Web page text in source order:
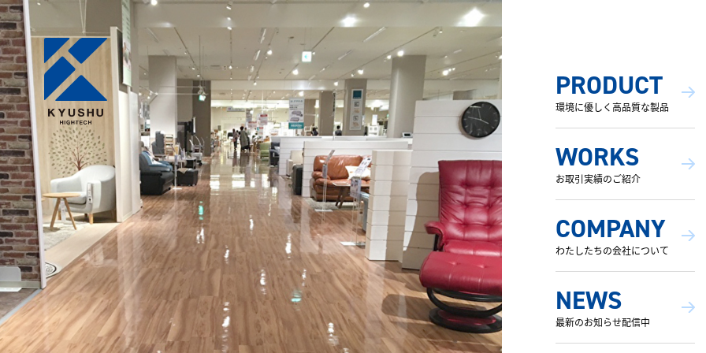
PRODUCT
環境に優しく高品質な製品
WORKS
お取引実績のご紹介
COMPANY
わたしたちの会社について
NEWS
最新のお知らせ配信中